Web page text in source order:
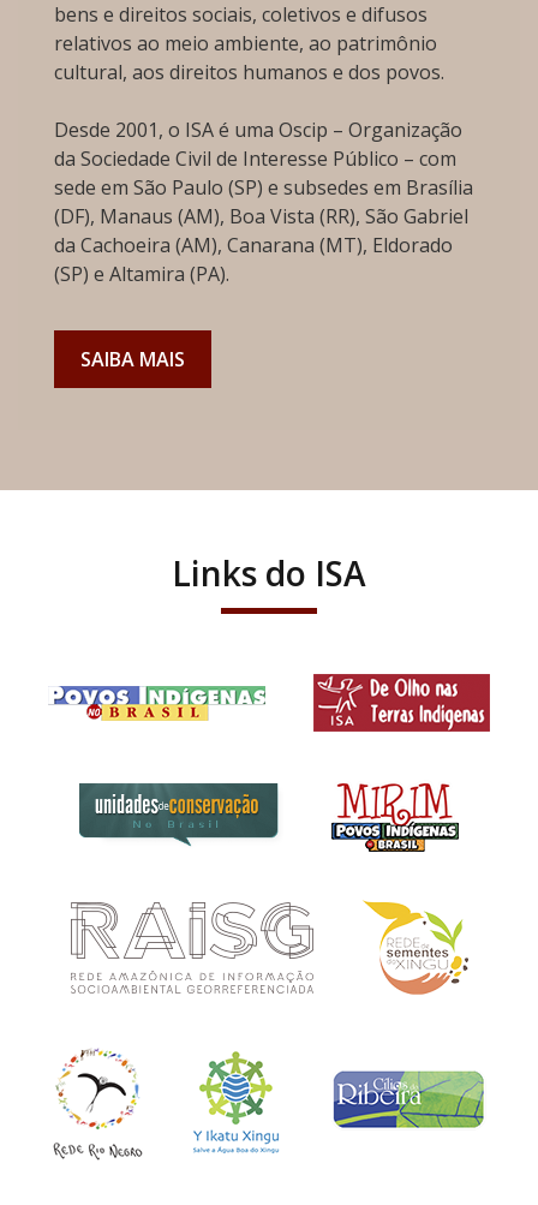
bens e direitos sociais, coletivos e difusos
relativos ao meio ambiente, ao patrimônio
cultural, aos direitos humanos e dos povos.
Desde 2001, o ISA é uma Oscip – Organização
da Sociedade Civil de Interesse Público – com
sede em São Paulo (SP) e subsedes em Brasília
(DF), Manaus (AM), Boa Vista (RR), São Gabriel
da Cachoeira (AM), Canarana (MT), Eldorado
(SP) e Altamira (PA).
SAIBA MAIS
Links do ISA